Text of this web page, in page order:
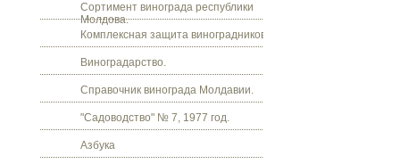
Сортимент винограда республики
Молдова.
Комплексная защита виноградников.
Виноградарство.
Справочник винограда Молдавии.
"Садоводство" № 7, 1977 год.
Азбука